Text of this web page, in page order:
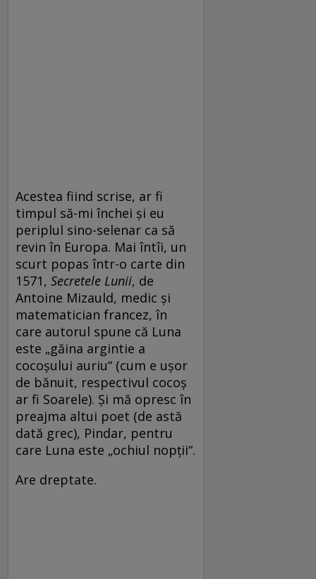
Acestea fiind scrise, ar fi
timpul să-mi închei și eu
periplul sino-selenar ca să
revin în Europa. Mai întîi, un
scurt popas într-o carte din
1571, Secretele Lunii, de
Antoine Mizauld, medic și
matematician francez, în
care autorul spune că Luna
este „găina argintie a
cocoșului auriu“ (cum e ușor
de bănuit, respectivul cocoș
ar fi Soarele). Și mă opresc în
preajma altui poet (de astă
dată grec), Pindar, pentru
care Luna este „ochiul nopții“.
Are dreptate.